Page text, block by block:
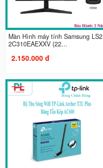
Màn Hình máy tính Samsung LS2
2C310EAEXXV (22...
2.150.000 đ